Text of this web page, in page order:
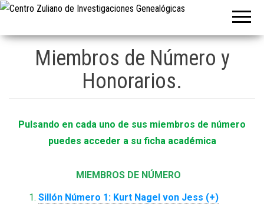
Centro
Miembros de Número y
Honorarios.
Pulsando en cada uno de sus miembros de número
puedes acceder a su ficha académica
MIEMBROS DE NÚMERO
Sillón Número 1: Kurt Nagel von Jess (+)